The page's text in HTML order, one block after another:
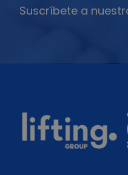
Suscríbete a